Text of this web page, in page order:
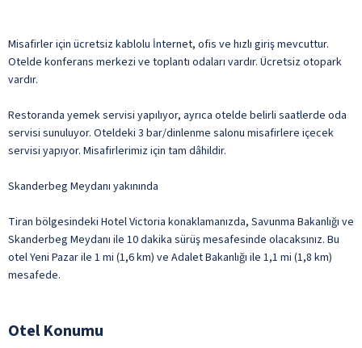
Misafirler için ücretsiz kablolu İnternet, ofis ve hızlı giriş mevcuttur.
Otelde konferans merkezi ve toplantı odaları vardır. Ücretsiz otopark
vardır.
Restoranda yemek servisi yapılıyor, ayrıca otelde belirli saatlerde oda
servisi sunuluyor. Oteldeki 3 bar/dinlenme salonu misafirlere içecek
servisi yapıyor. Misafirlerimiz için tam dâhildir.
Skanderbeg Meydanı yakınında
Tiran bölgesindeki Hotel Victoria konaklamanızda, Savunma Bakanlığı ve
Skanderbeg Meydanı ile 10 dakika sürüş mesafesinde olacaksınız. Bu
otel Yeni Pazar ile 1 mi (1,6 km) ve Adalet Bakanlığı ile 1,1 mi (1,8 km)
mesafede.
Otel Konumu